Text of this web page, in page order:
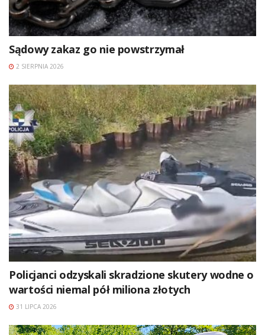
Sądowy zakaz go nie powstrzymał
2 SIERPNIA 2026
Policjanci odzyskali skradzione skutery wodne o
wartości niemal pół miliona złotych
31 LIPCA 2026